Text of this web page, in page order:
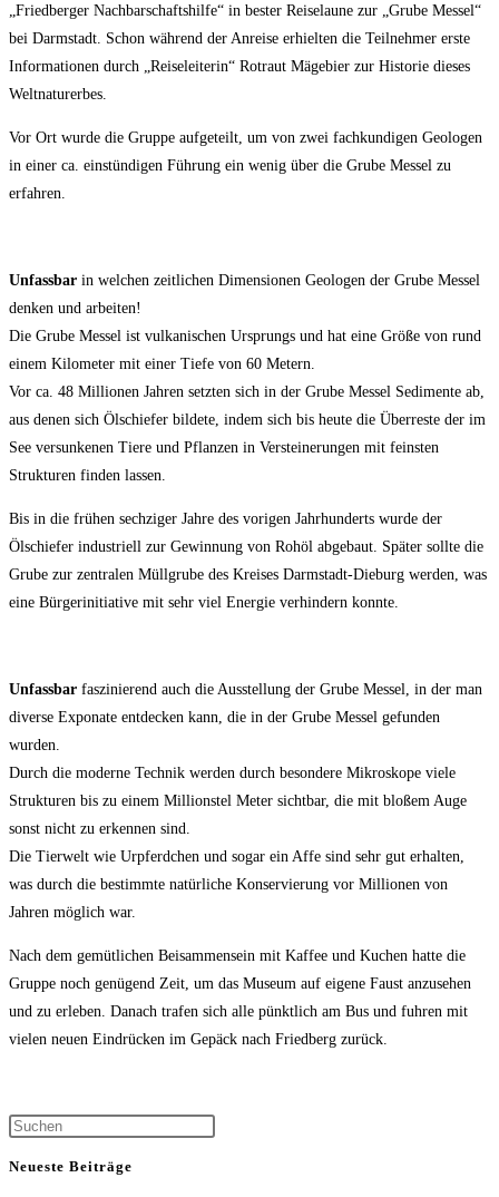
„Friedberger Nachbarschaftshilfe“ in bester Reiselaune zur „Grube Messel“
bei Darmstadt. Schon während der Anreise erhielten die Teilnehmer erste
Informationen durch „Reiseleiterin“ Rotraut Mägebier zur Historie dieses
Weltnaturerbes.
Vor Ort wurde die Gruppe aufgeteilt, um von zwei fachkundigen Geologen
in einer ca. einstündigen Führung ein wenig über die Grube Messel zu
erfahren.
Unfassbar in welchen zeitlichen Dimensionen Geologen der Grube Messel
denken und arbeiten!
Die Grube Messel ist vulkanischen Ursprungs und hat eine Größe von rund
einem Kilometer mit einer Tiefe von 60 Metern.
Vor ca. 48 Millionen Jahren setzten sich in der Grube Messel Sedimente ab,
aus denen sich Ölschiefer bildete, indem sich bis heute die Überreste der im
See versunkenen Tiere und Pflanzen in Versteinerungen mit feinsten
Strukturen finden lassen.
Bis in die frühen sechziger Jahre des vorigen Jahrhunderts wurde der
Ölschiefer industriell zur Gewinnung von Rohöl abgebaut. Später sollte die
Grube zur zentralen Müllgrube des Kreises Darmstadt-Dieburg werden, was
eine Bürgerinitiative mit sehr viel Energie verhindern konnte.
Unfassbar faszinierend auch die Ausstellung der Grube Messel, in der man
diverse Exponate entdecken kann, die in der Grube Messel gefunden
wurden.
Durch die moderne Technik werden durch besondere Mikroskope viele
Strukturen bis zu einem Millionstel Meter sichtbar, die mit bloßem Auge
sonst nicht zu erkennen sind.
Die Tierwelt wie Urpferdchen und sogar ein Affe sind sehr gut erhalten,
was durch die bestimmte natürliche Konservierung vor Millionen von
Jahren möglich war.
Nach dem gemütlichen Beisammensein mit Kaffee und Kuchen hatte die
Gruppe noch genügend Zeit, um das Museum auf eigene Faust anzusehen
und zu erleben. Danach trafen sich alle pünktlich am Bus und fuhren mit
vielen neuen Eindrücken im Gepäck nach Friedberg zurück.
Neueste Beiträge